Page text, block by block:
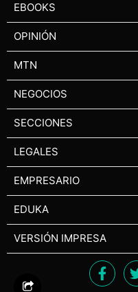
EBOOKS
OPINIÓN
MTN
NEGOCIOS
SECCIONES
LEGALES
EMPRESARIO
EDUKA
VERSIÓN IMPRESA